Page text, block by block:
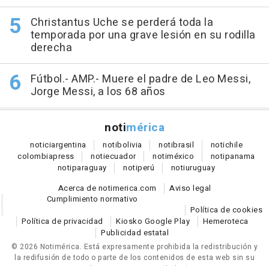
Christantus Uche se perderá toda la
temporada por una grave lesión en su rodilla
derecha
Fútbol.- AMP.- Muere el padre de Leo Messi,
Jorge Messi, a los 68 años
notimérica
noticiargentina notibolivia notibrasil notichile
colombiapress notiecuador notiméxico notipanama
notiparaguay notiperú notiuruguay
Acerca de notimerica.com
Aviso legal
Cumplimiento normativo
Política de cookies
Política de privacidad
Kiosko Google Play
Hemeroteca
Publicidad estatal
© 2026 Notimérica. Está expresamente prohibida la redistribución y
la redifusión de todo o parte de los contenidos de esta web sin su